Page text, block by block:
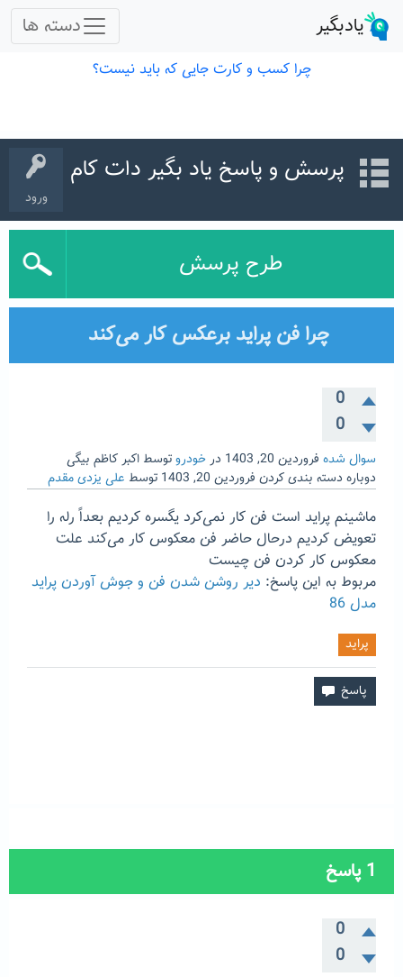
ورود
پرسش و پاسخ یاد بگیر دات کام
طرح پرسش
چرا فن پراید برعکس کار می‌کند
0
0
سوال شده فروردین 20, 1403 درخودروتوسط اکبر کاظم بیگی
دوباره دسته بندی کردن فروردین 20, 1403 توسط علی یزدی مقدم
ماشینم پراید است فن کار نمی‌کرد یگسره کردیم بعداً رله را
تعویض کردیم درحال حاضر فن معکوس کار می‌کند علت
معکوس کار کردن فن چیست
مربوط به این پاسخ: دیر روشن شدن فن و جوش آوردن پراید
مدل 86
پراید
1پاسخ
0
0